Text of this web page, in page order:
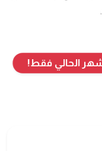
الحالي فقط!